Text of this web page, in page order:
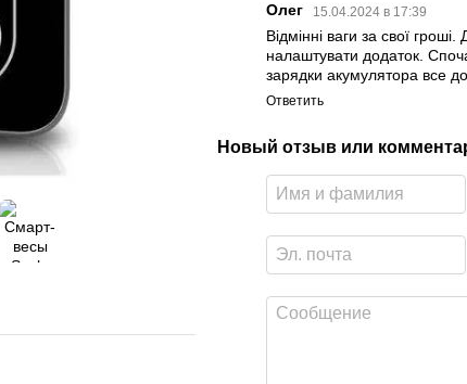
Олег 15.04.2024 в 17:39
Відмінні ваги за свої
налаштувати додаток.
зарядки акумулятора все
Ответить
Новый отзыв или